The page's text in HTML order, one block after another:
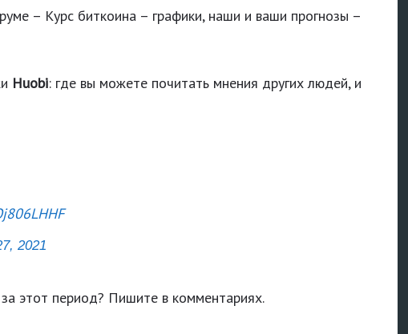
– Курс биткоина – графики, наши и ваши прогнозы –
Huobi: где вы можете почитать мнения других людей, и
2021
этот период? Пишите в комментариях.